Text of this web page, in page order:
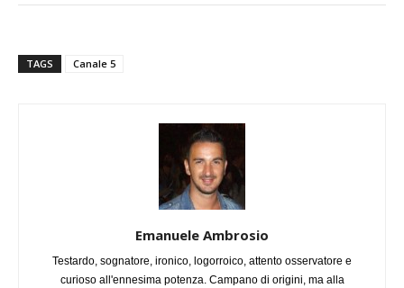
TAGS Canale 5
Emanuele Ambrosio
Testardo, sognatore, ironico, logorroico, attento osservatore e
curioso all'ennesima potenza. Campano di origini, ma alla